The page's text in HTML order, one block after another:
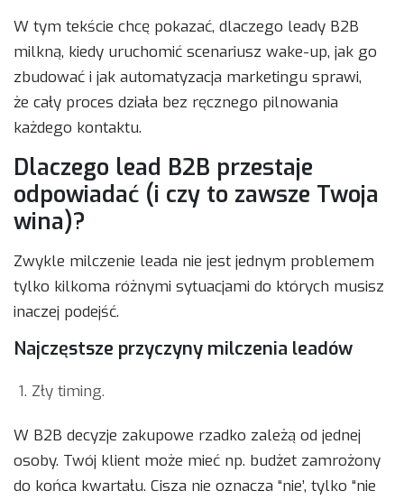
W tym tekście chcę pokazać, dlaczego leady B2B
milkną, kiedy uruchomić scenariusz wake-up, jak go
zbudować i jak automatyzacja marketingu sprawi,
że cały proces działa bez ręcznego pilnowania
każdego kontaktu.
Dlaczego lead B2B przestaje
odpowiadać (i czy to zawsze Twoja
wina)?
Zwykle milczenie leada nie jest jednym problemem
tylko kilkoma różnymi sytuacjami do których musisz
inaczej podejść.
Najczęstsze przyczyny milczenia leadów
Zły timing.
W B2B decyzje zakupowe rzadko zależą od jednej
osoby. Twój klient może mieć np. budżet zamrożony
do końca kwartału. Cisza nie oznacza “nie’, tylko “nie